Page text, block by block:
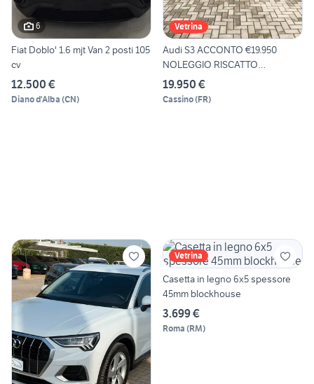
6
Fiat Doblo' 1.6 mjt Van 2 posti 105
cv
12.500 €
Diano d'Alba (CN)
Vetrina
Audi S3 ACCONTO €19.950
NOLEGGIO RISCATTO
NOSCORIN
19.950 €
Cassino(FR)
Vetrina
Casetta in legno 6x5 spessore
45mm blockhouse
3.699 €
Roma (RM)